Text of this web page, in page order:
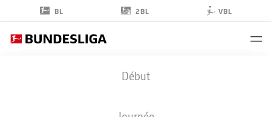
BL 2BL VBL
Début